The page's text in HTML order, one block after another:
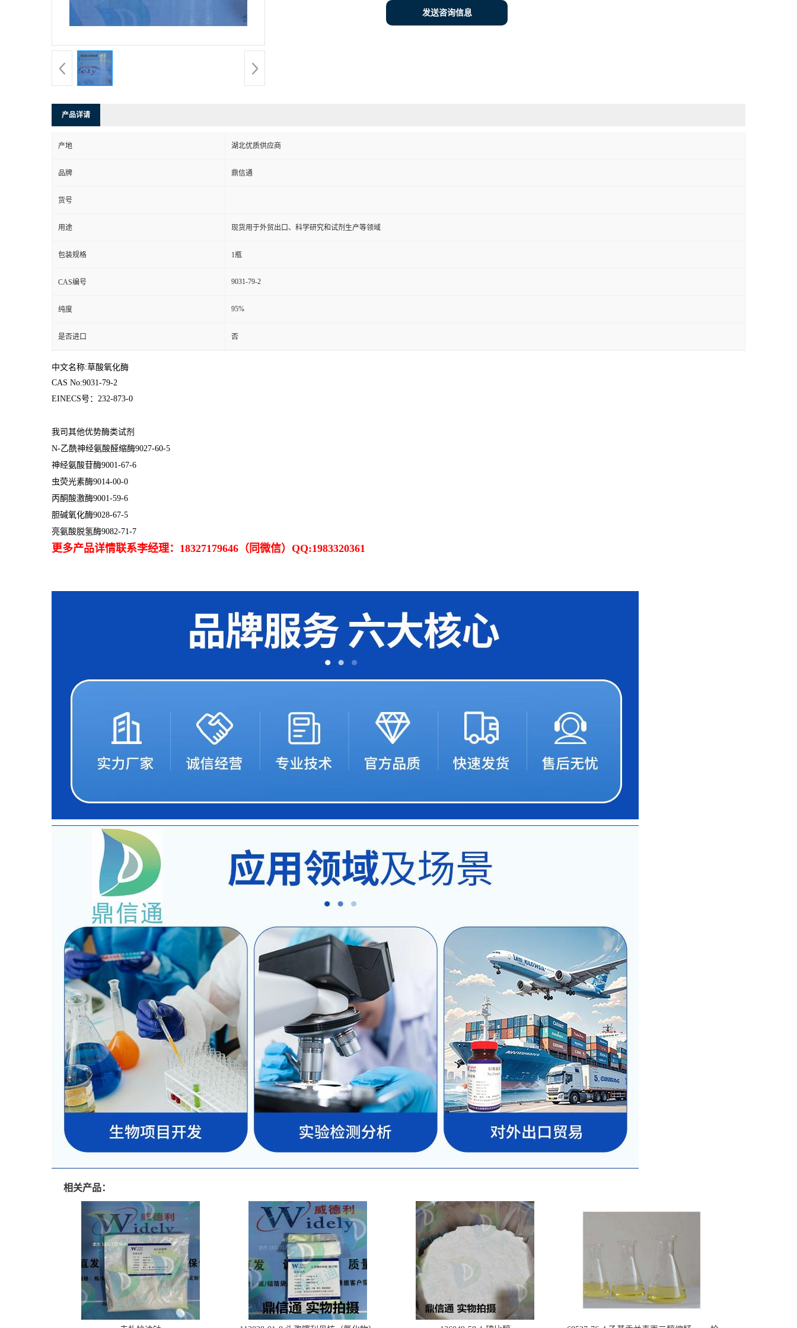
发送咨询信息
产品详请
产地 湖北优质供应商
品牌 鼎信通
货号
用途 现货用于外贸出口、科学研究和试剂生产等领域
包装规格 1瓶
CAS编号 9031-79-2
纯度 95%
是否进口 否
中文名称:草酸氧化酶
CAS No:9031-79-2
EINECS号：232-873-0
我司其他优势酶类试剂
N-乙酰神经氨酸醛缩酶9027-60-5
神经氨酸苷酶9001-67-6
虫荧光素酶9014-00-0
丙酮酸激酶9001-59-6
胆碱氧化酶9028-67-5
亮氨酸脱氢酶9082-71-7
更多产品详情联系李经理：18327179646（同微信）QQ:1983320361
相关产品：